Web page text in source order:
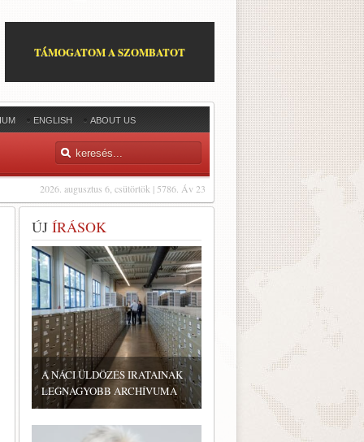
TÁMOGATOM A SZOMBATOT
ENGLISH ABOUT US
2026. augusztus 6, csütörtök | 5786. Áv 23
ÚJ ÍRÁSOK
A NÁCI ÜLDÖZÉS IRATAINAK
LEGNAGYOBB ARCHÍVUMA